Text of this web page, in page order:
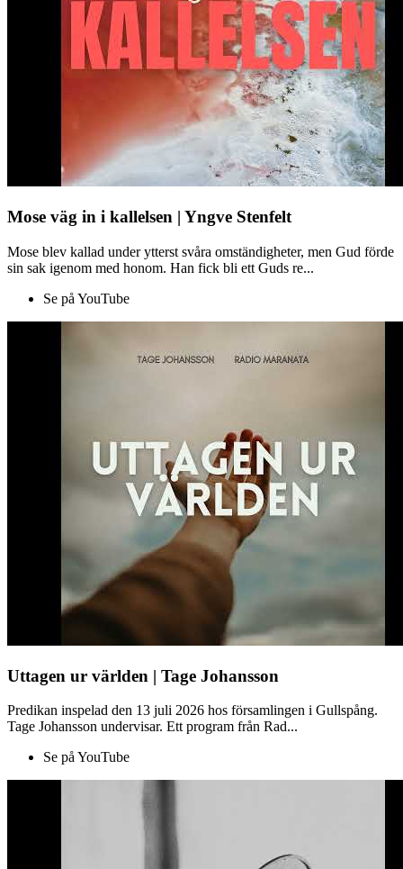
Mose väg in i kallelsen | Yngve Stenfelt
Mose blev kallad under ytterst svåra omständigheter, men Gud förde
sin sak igenom med honom. Han fick bli ett Guds re...
Se på YouTube
Uttagen ur världen | Tage Johansson
Predikan inspelad den 13 juli 2026 hos församlingen i Gullspång.
Tage Johansson undervisar. Ett program från Rad...
Se på YouTube